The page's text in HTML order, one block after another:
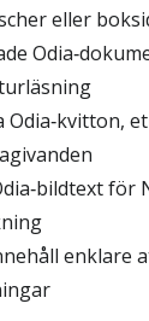
eller
Odia‑kvitton,
för
enklare